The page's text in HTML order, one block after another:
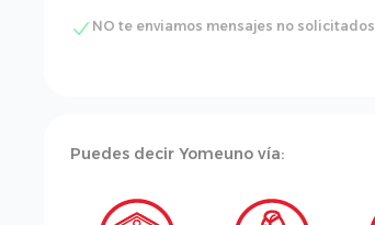
NO te enviamos mensajes no solicitados
Puedes decir Yomeuno vía: